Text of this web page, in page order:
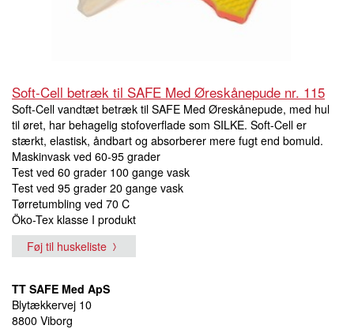
Soft-Cell betræk til SAFE Med Øreskånepude nr. 115
Soft-Cell vandtæt betræk til SAFE Med Øreskånepude, med hul
til øret, har behagelig stofoverflade som SILKE. Soft-Cell er
stærkt, elastisk, åndbart og absorberer mere fugt end bomuld.
Maskinvask ved 60-95 grader
Test ved 60 grader 100 gange vask
Test ved 95 grader 20 gange vask
Tørretumbling ved 70 C
Öko-Tex klasse I produkt
Føj til huskeliste
TT SAFE Med ApS
Blytækkervej 10
8800 Viborg